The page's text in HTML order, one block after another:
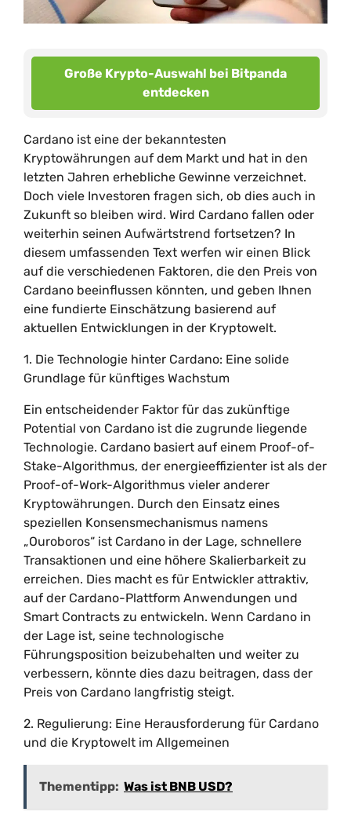
Große Krypto-Auswahl bei Bitpanda
entdecken
Cardano ist eine der bekanntesten
Kryptowährungen auf dem Markt und hat in den
letzten Jahren erhebliche Gewinne verzeichnet.
Doch viele Investoren fragen sich, ob dies auch in
Zukunft so bleiben wird. Wird Cardano fallen oder
weiterhin seinen Aufwärtstrend fortsetzen? In
diesem umfassenden Text werfen wir einen Blick
auf die verschiedenen Faktoren, die den Preis von
Cardano beeinflussen könnten, und geben Ihnen
eine fundierte Einschätzung basierend auf
aktuellen Entwicklungen in der Kryptowelt.
1. Die Technologie hinter Cardano: Eine solide
Grundlage für künftiges Wachstum
Ein entscheidender Faktor für das zukünftige
Potential von Cardano ist die zugrunde liegende
Technologie. Cardano basiert auf einem Proof-of-
Stake-Algorithmus, der energieeffizienter ist als der
Proof-of-Work-Algorithmus vieler anderer
Kryptowährungen. Durch den Einsatz eines
speziellen Konsensmechanismus namens
„Ouroboros“ ist Cardano in der Lage, schnellere
Transaktionen und eine höhere Skalierbarkeit zu
erreichen. Dies macht es für Entwickler attraktiv,
auf der Cardano-Plattform Anwendungen und
Smart Contracts zu entwickeln. Wenn Cardano in
der Lage ist, seine technologische
Führungsposition beizubehalten und weiter zu
verbessern, könnte dies dazu beitragen, dass der
Preis von Cardano langfristig steigt.
2. Regulierung: Eine Herausforderung für Cardano
und die Kryptowelt im Allgemeinen
Thementipp: Was ist BNB USD?